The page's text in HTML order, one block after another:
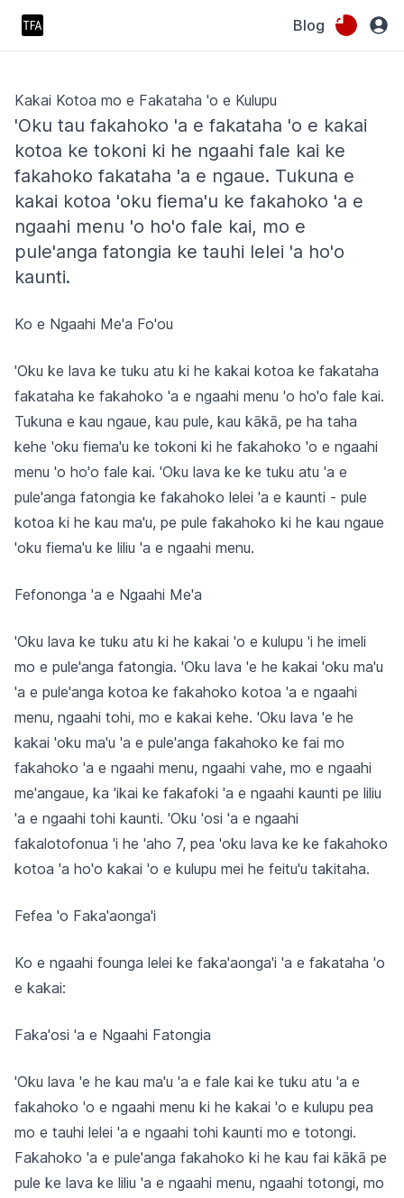
Blog
Kakai Kotoa mo e Fakataha 'o e Kulupu
'Oku tau fakahoko 'a e fakataha 'o e kakai
kotoa ke tokoni ki he ngaahi fale kai ke
fakahoko fakataha 'a e ngaue. Tukuna e
kakai kotoa 'oku fiema'u ke fakahoko 'a e
ngaahi menu 'o ho'o fale kai, mo e
pule'anga fatongia ke tauhi lelei 'a ho'o
kaunti.
Ko e Ngaahi Me'a Fo'ou
'Oku ke lava ke tuku atu ki he kakai kotoa ke fakataha
fakataha ke fakahoko 'a e ngaahi menu 'o ho'o fale kai.
Tukuna e kau ngaue, kau pule, kau kākā, pe ha taha
kehe 'oku fiema'u ke tokoni ki he fakahoko 'o e ngaahi
menu 'o ho'o fale kai. 'Oku lava ke ke tuku atu 'a e
pule'anga fatongia ke fakahoko lelei 'a e kaunti - pule
kotoa ki he kau ma'u, pe pule fakahoko ki he kau ngaue
'oku fiema'u ke liliu 'a e ngaahi menu.
Fefononga 'a e Ngaahi Me'a
'Oku lava ke tuku atu ki he kakai 'o e kulupu 'i he imeli
mo e pule'anga fatongia. 'Oku lava 'e he kakai 'oku ma'u
'a e pule'anga kotoa ke fakahoko kotoa 'a e ngaahi
menu, ngaahi tohi, mo e kakai kehe. 'Oku lava 'e he
kakai 'oku ma'u 'a e pule'anga fakahoko ke fai mo
fakahoko 'a e ngaahi menu, ngaahi vahe, mo e ngaahi
me'angaue, ka 'ikai ke fakafoki 'a e ngaahi kaunti pe liliu
'a e ngaahi tohi kaunti. 'Oku 'osi 'a e ngaahi
fakalotofonua 'i he 'aho 7, pea 'oku lava ke ke fakahoko
kotoa 'a ho'o kakai 'o e kulupu mei he feitu'u takitaha.
Fefea 'o Faka'aonga'i
Ko e ngaahi founga lelei ke faka'aonga'i 'a e fakataha 'o
e kakai:
Faka'osi 'a e Ngaahi Fatongia
'Oku lava 'e he kau ma'u 'a e fale kai ke tuku atu 'a e
fakahoko 'o e ngaahi menu ki he kakai 'o e kulupu pea
mo e tauhi lelei 'a e ngaahi tohi kaunti mo e totongi.
Fakahoko 'a e pule'anga fakahoko ki he kau fai kākā pe
pule ke lava ke liliu 'a e ngaahi menu, ngaahi totongi, mo